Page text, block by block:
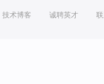
技术博客 诚聘英才